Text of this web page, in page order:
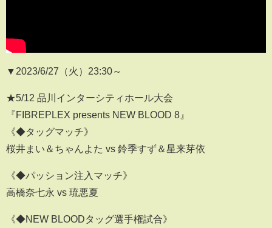
▼2023/6/27（火）23:30​​​​​​​​​​～
★5/12 品川インターシティホール大会
『FIBREPLEX presents NEW BLOOD 8』
《◆タッグマッチ》
桜井まい＆ちゃんよた vs 鈴季すず＆星来芽依
《◆パッション注入マッチ》
高橋奈七永 vs 琉悪夏
《◆NEW BLOODタッグ選手権試合》